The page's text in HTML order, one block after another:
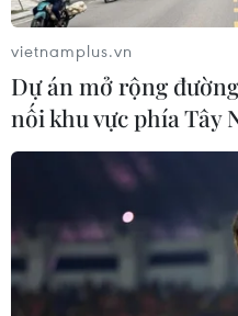
vietnamplus.vn
Dự án mở rộng
nối khu vực phía Tây